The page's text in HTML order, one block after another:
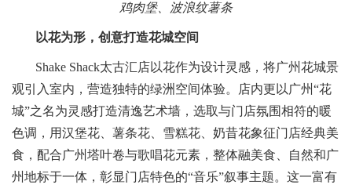
鸡肉堡、波浪纹薯条
以花为形，创意打造花城空间
Shake Shack太古汇店以花作为设计灵感，将广州花城景
观引入室内，营造独特的绿洲空间体验。店内更以广州“花
城”之名为灵感打造清逸艺术墙，选取与门店氛围相符的暖
色调，用汉堡花、薯条花、雪糕花、奶昔花象征门店经典美
食，配合广州塔叶卷与歌唱花元素，整体融美食、自然和广
州地标于一体，彰显门店特色的“音乐”叙事主题。这一富有